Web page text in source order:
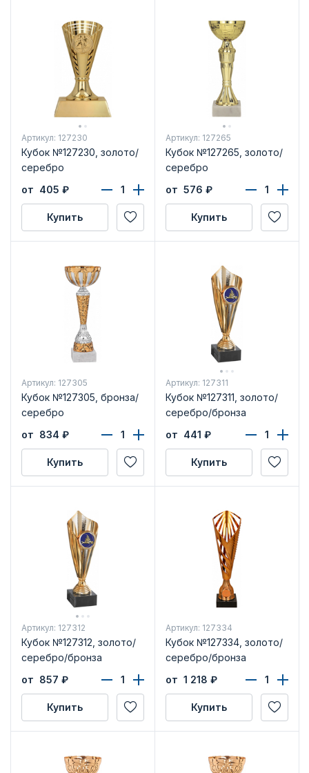
Артикул: 127230
Кубок №127230, золото/
серебро
от 405 ₽
Купить
Артикул: 127265
Кубок №127265, золото/
серебро
от 576 ₽
Купить
Артикул: 127305
Кубок №127305, бронза/
серебро
от 834 ₽
Купить
Артикул: 127311
Кубок №127311, золото/
серебро/бронза
от 441 ₽
Купить
Артикул: 127312
Кубок №127312, золото/
серебро/бронза
от 857 ₽
Купить
Артикул: 127334
Кубок №127334, золото/
серебро/бронза
от 1 218 ₽
Купить